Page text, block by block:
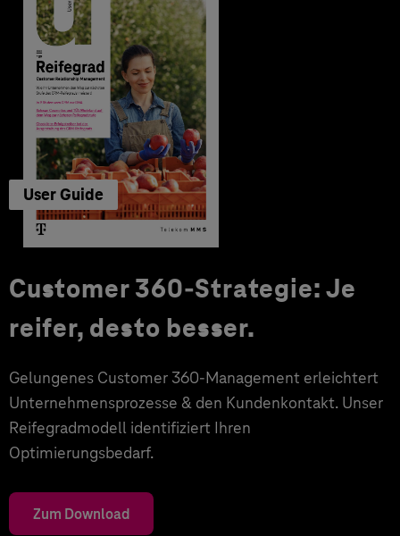
User Guide
Customer 360-Strategie: Je
reifer, desto besser.
Gelungenes Customer 360-Management erleichtert
Unternehmensprozesse & den Kundenkontakt. Unser
Reifegradmodell identifiziert Ihren
Optimierungsbedarf.
Zum Download